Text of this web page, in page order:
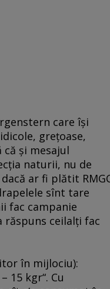
care îşi
greţoase,
că şi mesajul
naturii, nu de
ar fi plătit
sînt tare
fac campanie
răspuns ceilalţi fac
în mijlociu):
15 kgr“. Cu